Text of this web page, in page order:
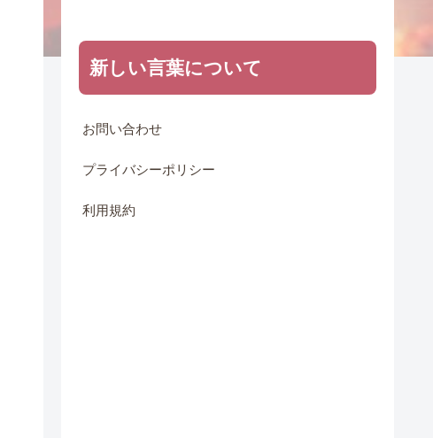
新しい言葉について
お問い合わせ
プライバシーポリシー
利用規約